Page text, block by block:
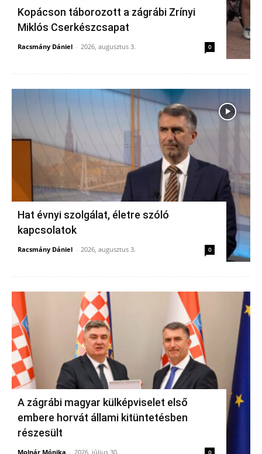
Kopácson táborozott a zágrábi Zrínyi
Miklós Cserkészcsapat
Racsmány Dániel - 2026, augusztus 3. 0
Hat évnyi szolgálat, életre szóló
kapcsolatok
Racsmány Dániel - 2026, augusztus 3. 0
A zágrábi magyar külképviselet első
embere horvát állami kitüntetésben
részesült
Molnár Mónika - 2026, július 30. 0